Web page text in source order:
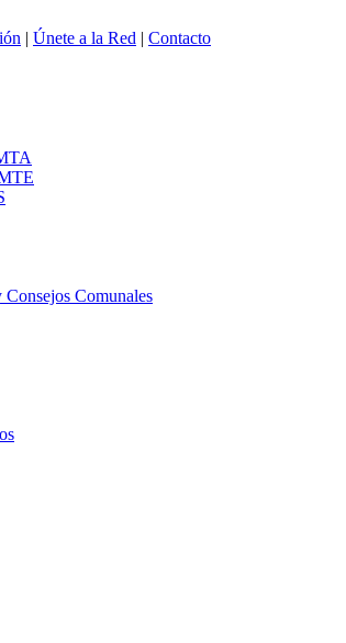
| Únete a la Red | Contacto
Comunales